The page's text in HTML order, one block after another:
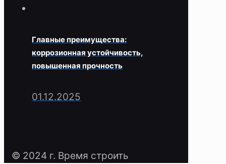
Главные преимущества:
коррозионная устойчивость,
повышенная прочность
01.12.2025
© 2024 г. Время строить